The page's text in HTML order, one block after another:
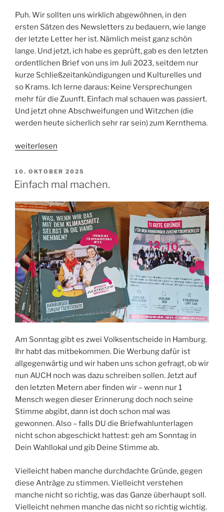
Puh. Wir sollten uns wirklich abgewöhnen, in den
ersten Sätzen des Newsletters zu bedauern, wie lange
der letzte Letter her ist. Nämlich meist ganz schön
lange. Und jetzt, ich habe es geprüft, gab es den letzten
ordentlichen Brief von uns im Juli 2023, seitdem nur
kurze Schließzeitankündigungen und Kulturelles und
so Krams. Ich lerne daraus: Keine Versprechungen
mehr für die Zuunft. Einfach mal schauen was passiert.
Und jetzt ohne Abschweifungen und Witzchen (die
werden heute sicherlich sehr rar sein) zum Kernthema.
„warenwirtschaft
no.
70“
weiterlesen
VERÖFFENTLICHT
AM
10. OKTOBER 2025
Einfach mal machen.
Am Sonntag gibt es zwei Volksentscheide in Hamburg.
Ihr habt das mitbekommen. Die Werbung dafür ist
allgegenwärtig und wir haben uns schon gefragt, ob wir
nun AUCH noch was dazu schreiben sollen. Jetzt auf
den letzten Metern aber finden wir – wenn nur 1
Mensch wegen dieser Erinnerung doch noch seine
Stimme abgibt, dann ist doch schon mal was
gewonnen. Also – falls DU die Briefwahlunterlagen
nicht schon abgeschickt hattest: geh am Sonntag in
Dein Wahllokal und gib Deine Stimme ab.
Vielleicht haben manche durchdachte Gründe, gegen
diese Anträge zu stimmen. Vielleicht verstehen
manche nicht so richtig, was das Ganze überhaupt soll.
Vielleicht nehmen manche das nicht so richtig wichtig.